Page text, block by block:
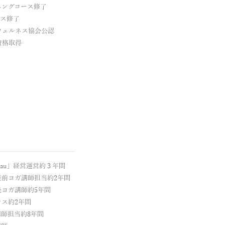
グコース修了
修了
ェルネス協会公認
格取得
」経営運営約３年間
ヨガ講師担当約2年間
ガ講師約5年間
約2年間
担当約8年間